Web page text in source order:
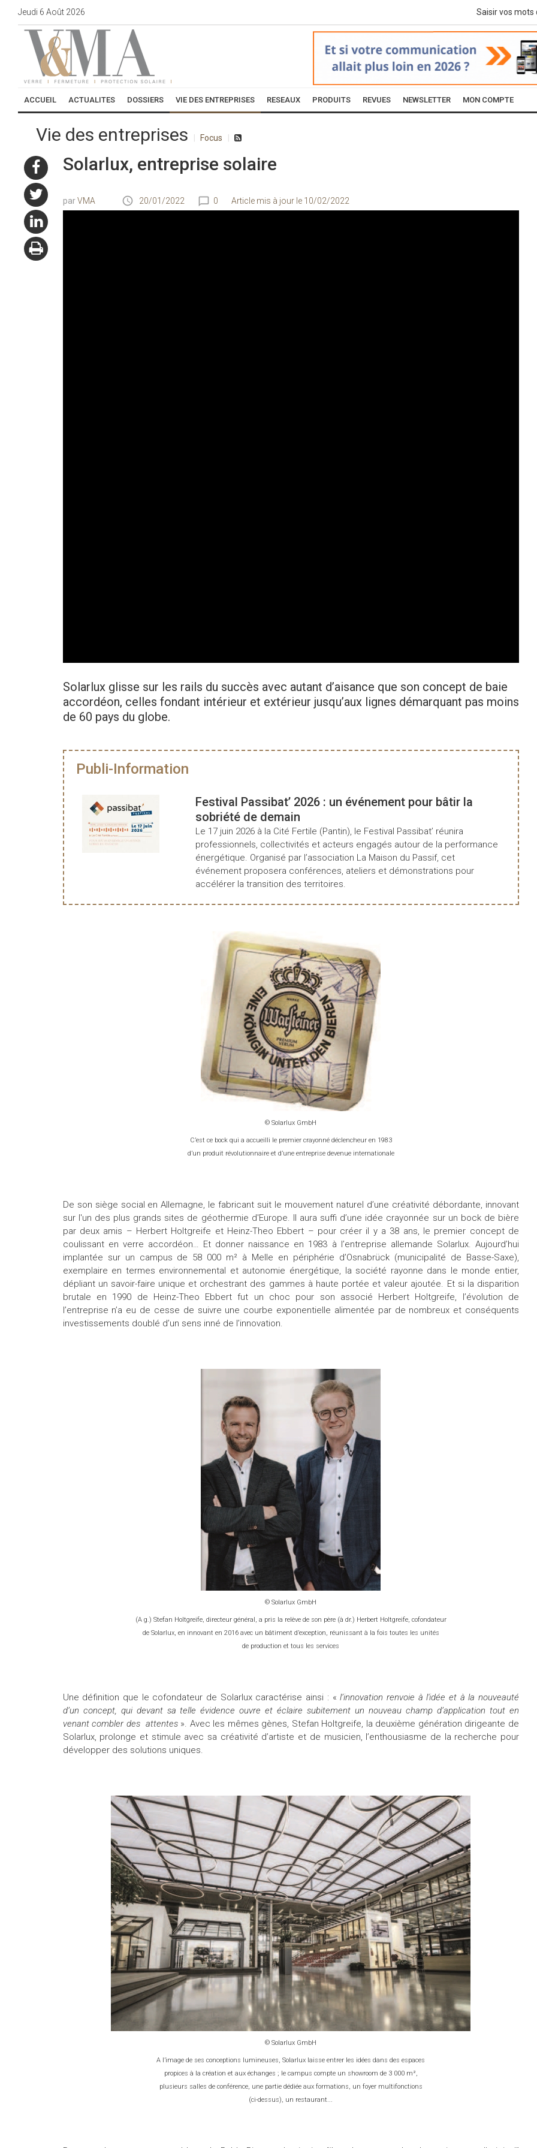
Jeudi 6 Août 2026
ACCUEIL ACTUALITES DOSSIERS VIE DES ENTREPRISES RESEAUX PRODUITS REVUES NEWSLETTER MON COMPTE
Vie des entreprises Focus
Solarlux, entreprise solaire
VMA 20/01/2022 0 Article mis à jour le 10/02/2022
Solarlux glisse sur les rails du succès avec autant d’aisance que son concept de baie
accordéon, celles fondant intérieur et extérieur jusqu’aux lignes démarquant pas moins
de 60 pays du globe.
Publi-Information
Festival Passibat’ 2026 : un événement pour bâtir la
sobriété de demain
Le 17 juin 2026 à la Cité Fertile (Pantin), le Festival Passibat’ réunira
professionnels, collectivités et acteurs engagés autour de la performance
énergétique. Organisé par l’association La Maison du Passif, cet
événement proposera conférences, ateliers et démonstrations pour
accélérer la transition des territoires.
© Solarlux GmbH
C’est ce bock qui a accueilli le premier crayonné déclencheur en 1983
d’un produit révolutionnaire et d’une entreprise devenue internationale
De son siège social en Allemagne, le fabricant suit le mouvement naturel d’une créativité débordante, innovant
sur l'un des plus grands sites de géothermie d'Europe. Il aura suffi d’une idée crayonnée sur un bock de bière
par deux amis – Herbert Holtgreife et Heinz-Theo Ebbert – pour créer il y a 38 ans, le premier concept de
coulissant en verre accordéon… Et donner naissance en 1983 à l’entreprise allemande Solarlux. Aujourd’hui
implantée sur un campus de 58 000 m² à Melle en périphérie d’Osnabrück (municipalité de Basse-Saxe),
exemplaire en termes environnemental et autonomie énergétique, la société rayonne dans le monde entier,
dépliant un savoir-faire unique et orchestrant des gammes à haute portée et valeur ajoutée. Et si la disparition
brutale en 1990 de Heinz-Theo Ebbert fut un choc pour son associé Herbert Holtgreife, l’évolution de
l’entreprise n’a eu de cesse de suivre une courbe exponentielle alimentée par de nombreux et conséquents
investissements doublé d’un sens inné de l’innovation.
© Solarlux GmbH
(A g.) Stefan Holtgreife, directeur général, a pris la relève de son père (à dr.) Herbert Holtgreife, cofondateur
de Solarlux, en innovant en 2016 avec un bâtiment d’exception, réunissant à la fois toutes les unités
de production et tous les services
Une définition que le cofondateur de Solarlux caractérise ainsi : «l’innovation renvoie à l'idée et à la nouveauté
d’un concept, qui devant sa telle évidence ouvre et éclaire subitement un nouveau champ d’application tout en
venant combler des attentes». Avec les mêmes gènes, Stefan Holtgreife, la deuxième génération dirigeante de
Solarlux, prolonge et stimule avec sa créativité d’artiste et de musicien, l’enthousiasme de la recherche pour
développer des solutions uniques.
© Solarlux GmbH
A l’image de ses conceptions lumineuses, Solarlux laisse entrer les idées dans des espaces
propices à la création et aux échanges ; le campus compte un showroom de 3 000 m²,
plusieurs salles de conférence, une partie dédiée aux formations, un foyer multifonctions
(ci-dessus), un restaurant...